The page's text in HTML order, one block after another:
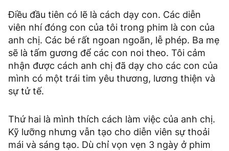
Điều đầu tiên có lẽ là cách dạy con. Các diễn
viên nhí đóng con của tôi trong phim là con của
anh chị. Các bé rất ngoan ngoãn, lễ phép. Ba mẹ
sẽ là tấm gương để các con noi theo. Tôi cảm
nhận được cách anh chị đã dạy cho các con của
mình có một trái tim yêu thương, lương thiện và
sự tử tế.
Thứ hai là mình thích cách làm việc của anh chị.
Kỹ lưỡng nhưng vẫn tạo cho diễn viên sự thoải
mái và sáng tạo. Dù chỉ vọn vẹn 3 ngày ở phim